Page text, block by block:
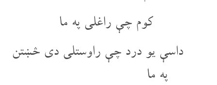
کوم چې راغلی په ما
داسې یو درد چې راوستلی دی څښتن
په ما